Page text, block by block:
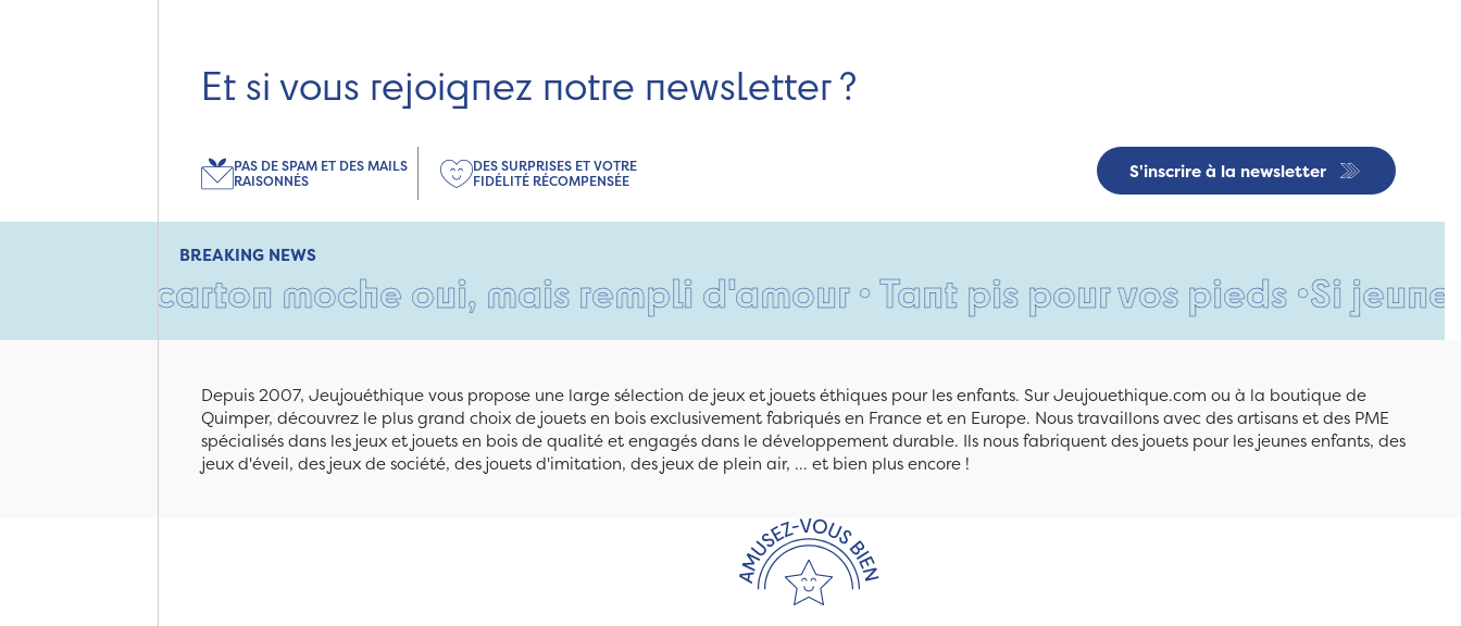
Et si vous rejoignez notre newsletter ?
S'inscrire à la newsletter
PAS DE SPAM ET DES MAILS
RAISONNÉS
DES SURPRISES ET VOTRE
FIDÉLITÉ RÉCOMPENSÉE
BREAKING NEWS
carton moche oui, mais rempli d'amour • Tant pis pour vos pieds •Si jeune et
Depuis 2007, Jeujouéthique vous propose une large sélection de jeux et jouets éthiques pour les enfants. Sur Jeujouethique.com ou à la boutique de
Quimper, découvrez le plus grand choix de jouets en bois exclusivement fabriqués en France et en Europe. Nous travaillons avec des artisans et des PME
spécialisés dans les jeux et jouets en bois de qualité et engagés dans le développement durable. Ils nous fabriquent des jouets pour les jeunes enfants, des
jeux d'éveil, des jeux de société, des jouets d'imitation, des jeux de plein air, ... et bien plus encore !